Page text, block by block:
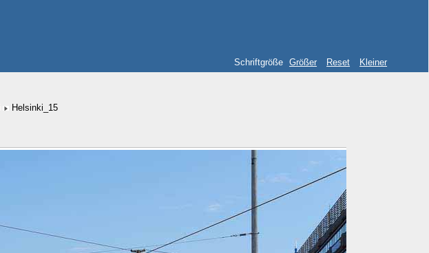
Schriftgröße Größer Reset Kleiner
Helsinki_15